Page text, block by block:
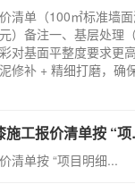
清单（100㎡标准墙
）备注一、基层处理
对基面平整度要求更
修补 + 精细打磨，确
报价清单按 “项目明细
清单按 “项目明细...